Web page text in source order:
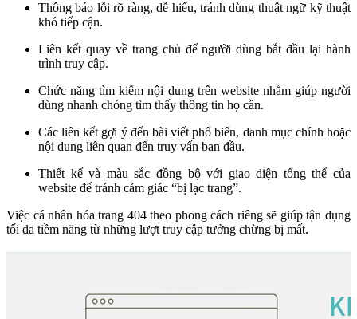
Thông báo lỗi rõ ràng, dễ hiểu, tránh dùng thuật ngữ kỹ thuật
khó tiếp cận.
Liên kết quay về trang chủ để người dùng bắt đầu lại hành
trình truy cập.
Chức năng tìm kiếm nội dung trên website nhằm giúp người
dùng nhanh chóng tìm thấy thông tin họ cần.
Các liên kết gợi ý đến bài viết phổ biến, danh mục chính hoặc
nội dung liên quan đến truy vấn ban đầu.
Thiết kế và màu sắc đồng bộ với giao diện tổng thể của
website để tránh cảm giác “bị lạc trang”.
Việc cá nhân hóa trang 404 theo phong cách riêng sẽ giúp tận dụng
tối đa tiềm năng từ những lượt truy cập tưởng chừng bị mất.